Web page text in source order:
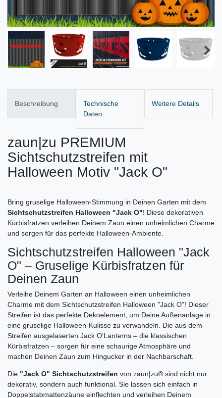
Beschreibung
Technische
Daten
Weitere Details
zaun|zu PREMIUM
Sichtschutzstreifen mit
Halloween Motiv "Jack O"
Bring gruselige Halloween-Stimmung in Deinen Garten mit dem
Sichtschutzstreifen Halloween "Jack O"! Diese dekorativen
Kürbisfratzen verleihen Deinem Zaun einen unheimlichen Charme
und sorgen für das perfekte Halloween-Ambiente.
Sichtschutzstreifen Halloween "Jack
O" – Gruselige Kürbisfratzen für
Deinen Zaun
Verleihe Deinem Garten an Halloween einen unheimlichen
Charme mit dem Sichtschutzstreifen Halloween "Jack O"! Dieser
Streifen ist das perfekte Dekoelement, um Deine Außenanlage in
eine gruselige Halloween-Kulisse zu verwandeln. Die aus dem
Streifen ausgelaserten Jack O'Lanterns – die klassischen
Kürbisfratzen – sorgen für eine schaurige Atmosphäre und
machen Deinen Zaun zum Hingucker in der Nachbarschaft.
Die "Jack O" Sichtschutzstreifen von zaun|zu® sind nicht nur
dekorativ, sondern auch funktional. Sie lassen sich einfach in
Doppelstabmattenzäune einflechten und verleihen Deinem